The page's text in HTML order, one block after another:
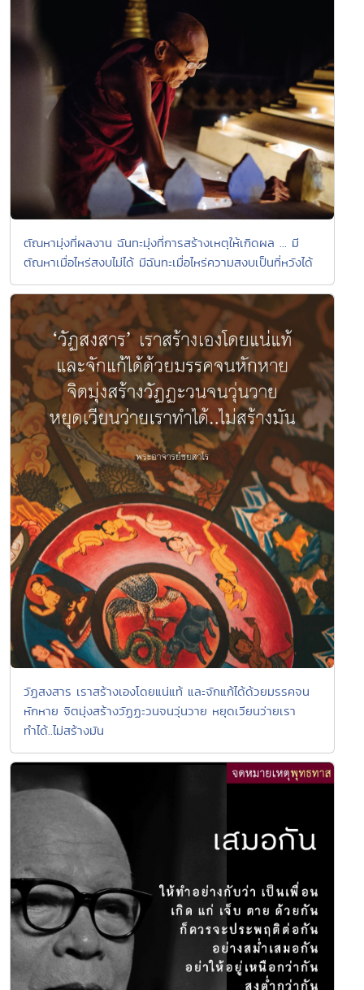
ตัณหามุ่งที่ผลงาน ฉันทะมุ่งที่การสร้างเหตุให้เกิดผล ... มี
ตัณหาเมื่อไหร่สงบไม่ได้ มีฉันทะเมื่อไหร่ความสงบเป็นที่หวังได้
วัฏสงสาร เราสร้างเองโดยแน่แท้ และจักแก้ได้ด้วยมรรคจน
หักหาย จิตมุ่งสร้างวัฏฏะวนจนวุ่นวาย หยุดเวียนว่ายเรา
ทำได้..ไม่สร้างมัน